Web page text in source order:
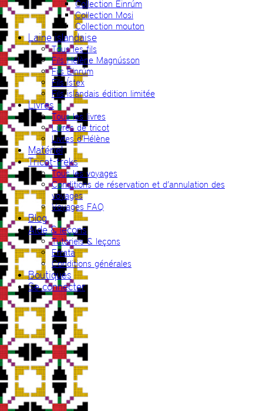
Collection Einrúm
Collection Mosi
Collection mouton
Laine islandaise
Tous les fils
Fils Hélène Magnússon
Fils Einrúm
Fils Ístex
Fils islandais édition limitée
Livres
Tous les livres
Livres de tricot
Livres d’Hélène
Matériel
Tricot-treks
Tous les voyages
Conditions de réservation et d’annulation des
voyages
Voyages FAQ
Blog
Aide & leçons
Tutoriels & leçons
Errata
Conditions générales
Boutiques
Se connecter